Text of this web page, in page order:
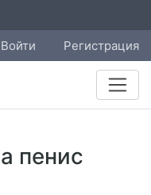
Войти Регистрация
пенис